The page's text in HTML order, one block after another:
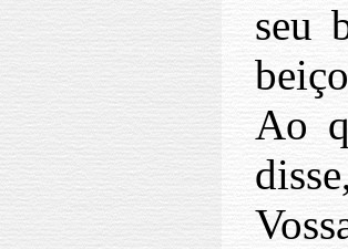
seu
Ao